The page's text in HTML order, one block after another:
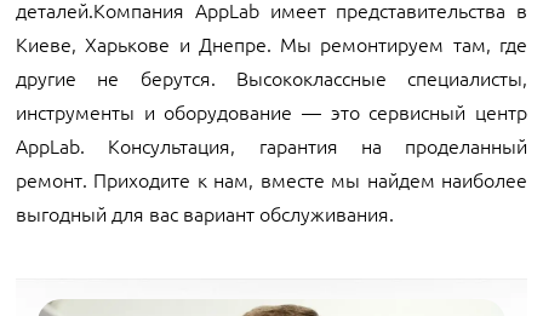
деталей.Компания AppLab имеет представительства в
Киеве, Харькове и Днепре. Мы ремонтируем там, где
другие не берутся. Высококлассные специалисты,
инструменты и оборудование — это сервисный центр
AppLab. Консультация, гарантия на проделанный
ремонт. Приходите к нам, вместе мы найдем наиболее
выгодный для вас вариант обслуживания.